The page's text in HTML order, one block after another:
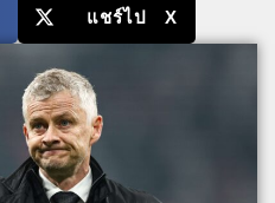
แชร์ไป X